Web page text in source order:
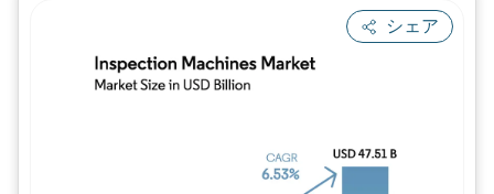
シェア